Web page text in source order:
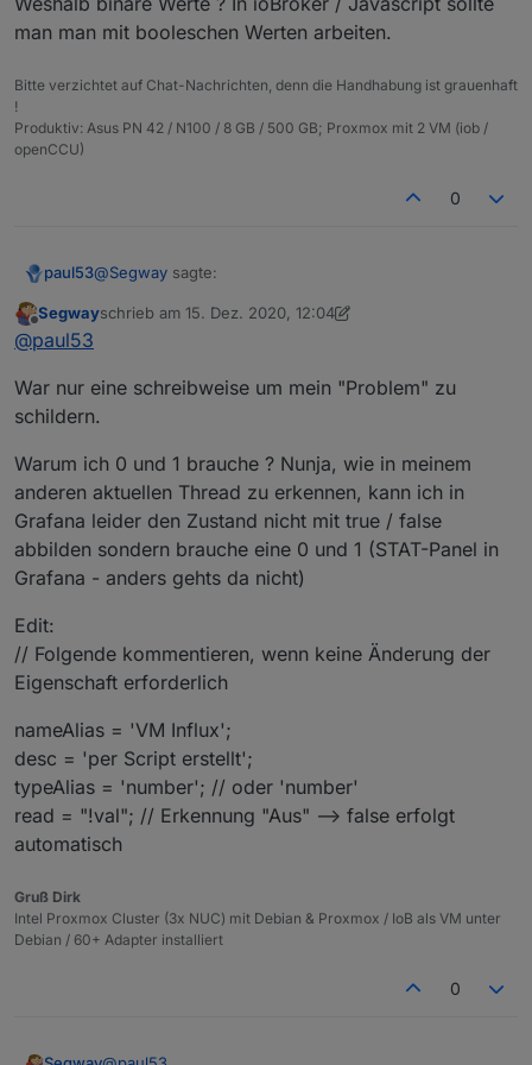
      } else obj.common.alias.id = idSrc;
if(typeAlias) obj.common.type =
if(obj.common.write !== false && write)
      if(role) obj.common.role = role;
if(min !== undefined) obj.common.min
      } else {
if(obj.common.min !== undefined)
if(obj.common.max !== undefined)
      if(states) obj.common.states = states;
if(custom && obj.common.custom)
      obj.native = {};
if(idRd) setState(idRd,
else setState(idSrc,
      });
if(raum && existsObject('enum.rooms.' +
let obj = getObject('enum.rooms.' +
         obj.common.members.push(idDst);
if(gewerk &&
let obj =
         obj.common.members.push(idDst);
      }
   }
man man mit booleschen Werten arbeiten.
Bitte verzichtet auf Chat-Nachrichten, denn die Handhabung ist grauenhaft
!
Produktiv: Asus PN 42 / N100 / 8 GB / 500 GB; Proxmox mit 2 VM (iob /
openCCU)
0
paul53@Segway sagte:
Du meinst: "true" / "false"; type: "string" ?
Alias erzeugen der bei true dann 1 liefert und bei
false 0
Weshalb binäre Werte ? In ioBroker / Javascript sollte
man man mit booleschen Werten arbeiten.
Offline
Segwayschrieb am 15. Dez. 2020, 12:04
zuletzt editiert von Segway
@paul53
War nur eine schreibweise um mein "Problem" zu
schildern.
Warum ich 0 und 1 brauche ? Nunja, wie in meinem
anderen aktuellen Thread zu erkennen, kann ich in
Grafana leider den Zustand nicht mit true / false
abbilden sondern brauche eine 0 und 1 (STAT-Panel in
Grafana - anders gehts da nicht)
Edit:
// Folgende kommentieren, wenn keine Änderung der
Eigenschaft erforderlich
nameAlias = 'VM Influx';
desc = 'per Script erstellt';
typeAlias = 'number'; // oder 'number'
read = "!val"; // Erkennung "Aus" --> false erfolgt
automatisch
Gruß Dirk
Intel Proxmox Cluster (3x NUC) mit Debian & Proxmox / IoB als VM unter
Debian / 60+ Adapter installiert
0